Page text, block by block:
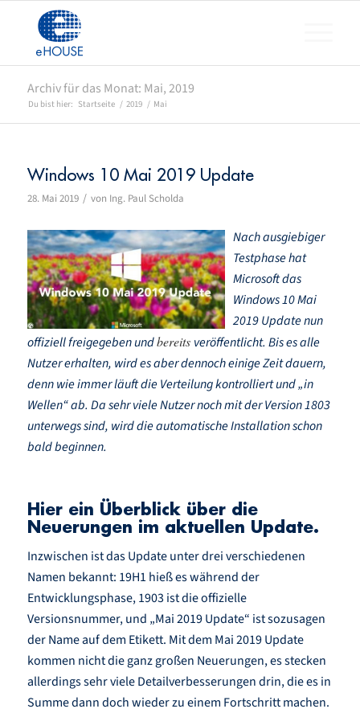
Archiv für das Monat: Mai, 2019
Du bist hier: Startseite / 2019 / Mai
Windows 10 Mai 2019 Update
28. Mai 2019 / von Ing. Paul Scholda
Nach ausgiebiger
Testphase hat
Microsoft das
Windows 10 Mai
2019 Update nun
offiziell freigegeben undbereits veröffentlicht. Bis es alle
Nutzer erhalten, wird es aber dennoch einige Zeit dauern,
denn wie immer läuft die Verteilung kontrolliert und „in
Wellen“ ab. Da sehr viele Nutzer noch mit der Version 1803
unterwegs sind, wird die automatische Installation schon
bald beginnen.
Hier ein Überblick über die
Neuerungen im aktuellen Update.
Inzwischen ist das Update unter drei verschiedenen
Namen bekannt: 19H1 hieß es während der
Entwicklungsphase, 1903 ist die offizielle
Versionsnummer, und „Mai 2019 Update“ ist sozusagen
der Name auf dem Etikett. Mit dem Mai 2019 Update
kommen nicht die ganz großen Neuerungen, es stecken
allerdings sehr viele Detailverbesserungen drin, die es in
Summe dann doch wieder zu einem Fortschritt machen.